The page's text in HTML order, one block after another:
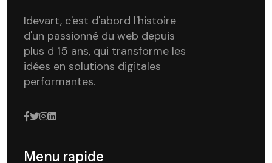
Idevart, c'est d'abord l'histoire
d'un passionné du web depuis
plus d 15 ans, qui transforme les
idées en solutions digitales
performantes.
Menu rapide